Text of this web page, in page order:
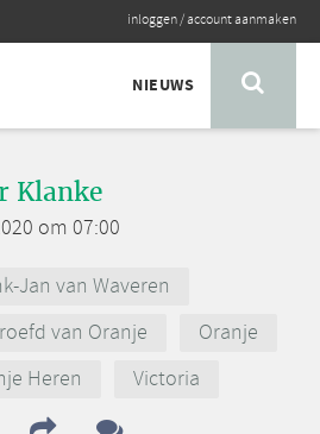
inloggen/account aanmaken
NIEUWS
Klanke
om 07:00
Jan van Waveren
van Oranje
Oranje
Heren
Victoria